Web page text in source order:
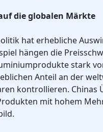
die globalen Märkte
hat erhebliche
hängen die
stark
Anteil an der
kontrollieren.
mit hohem